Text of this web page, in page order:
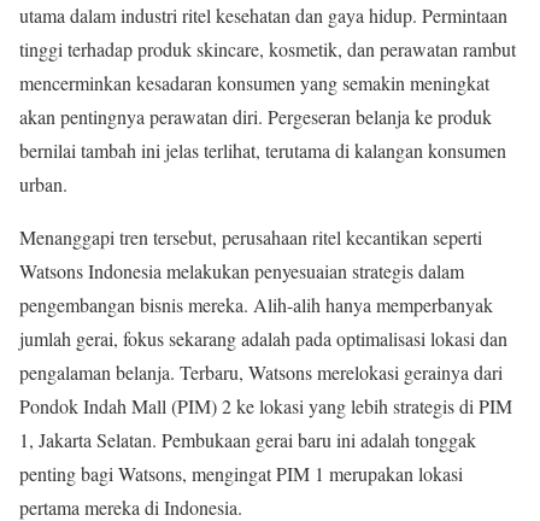
utama dalam industri ritel kesehatan dan gaya hidup. Permintaan
tinggi terhadap produk skincare, kosmetik, dan perawatan rambut
mencerminkan kesadaran konsumen yang semakin meningkat
akan pentingnya perawatan diri. Pergeseran belanja ke produk
bernilai tambah ini jelas terlihat, terutama di kalangan konsumen
urban.
Menanggapi tren tersebut, perusahaan ritel kecantikan seperti
Watsons Indonesia melakukan penyesuaian strategis dalam
pengembangan bisnis mereka. Alih-alih hanya memperbanyak
jumlah gerai, fokus sekarang adalah pada optimalisasi lokasi dan
pengalaman belanja. Terbaru, Watsons merelokasi gerainya dari
Pondok Indah Mall (PIM) 2 ke lokasi yang lebih strategis di PIM
1, Jakarta Selatan. Pembukaan gerai baru ini adalah tonggak
penting bagi Watsons, mengingat PIM 1 merupakan lokasi
pertama mereka di Indonesia.